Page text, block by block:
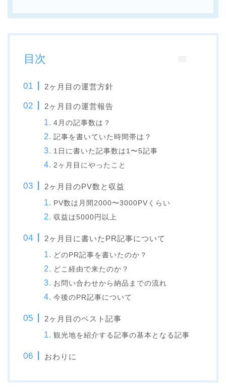
目次
2ヶ月目の運営方針
2ヶ月目の運営報告
4月の記事数は？
記事を書いていた時間帯は？
1日に書いた記事数は1〜5記事
2ヶ月目にやったこと
2ヶ月目のPV数と収益
PV数は月間2000〜3000PVくらい
収益は5000円以上
2ヶ月目に書いたPR記事について
どのPR記事を書いたのか？
どこ経由で来たのか？
お問い合わせから納品までの流れ
今後のPR記事について
2ヶ月目のベスト記事
観光地を紹介する記事の基本となる記事
おわりに